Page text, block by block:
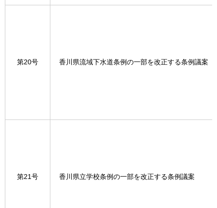
第20号 香川県流域下水道条例の一部を改正する条例議案
第21号 香川県立学校条例の一部を改正する条例議案